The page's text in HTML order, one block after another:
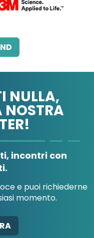
3M ITALIA SRL
A.B.PHARM SRL
IND.FARM.RIUN.SRL
NULLA,
NOSTRA
incontri con
e puoi richiederne
momento.